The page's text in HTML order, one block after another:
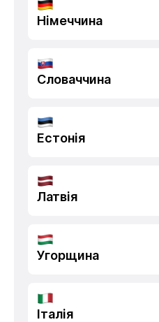
Німеччина
Словаччина
Естонія
Латвія
Угорщина
Італія